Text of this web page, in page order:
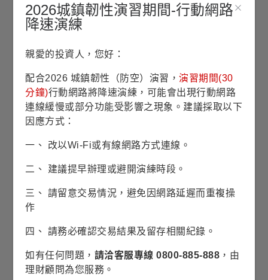
日本基金
股票型
累積型
展開銷售機構
表示可承做單筆與定期定額
(本銷售機構列表是依銀行代碼排序)
富蘭克林證券投顧 富蘭克林華美投信
臺灣銀行 土地銀行 合作金庫
第一銀行 華南銀行 彰化銀行
上海銀行 台北富邦
高雄銀行 兆豐商銀
2026城鎮韌性演習期間-行動網路
降速演練
親愛的投資人，您好：
配合2026 城鎮韌性（防空）演習，演習期間(30
分鐘)行動網路將降速演練，可能會出現行動網路
連線緩慢或部分功能受影響之現象。建議採取以下
因應方式：
一、 改以Wi-Fi或有線網路方式連線。
二、 建議提早辦理或避開演練時段。
三、 請留意交易情況，避免因網路延遲而重複操
作
四、 請務必確認交易結果及留存相關紀錄。
如有任何問題， 請洽客服專線 0800-885-888 ，由
理財顧問為您服務。